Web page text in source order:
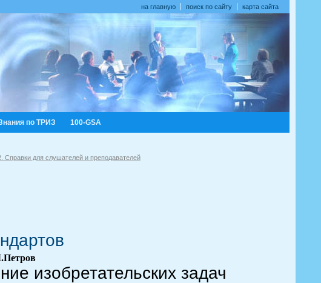
на главную поиск по сайту карта сайта
по ТРИЗ 100-GSA
Справки для слушателей и преподавателей
изобретательских задач